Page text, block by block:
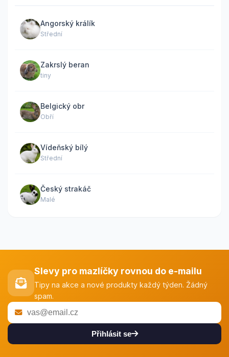
Angorský králík
Střední
Zakrslý beran
tiny
Belgický obr
Obří
Vídeňský bílý
Střední
Český strakáč
Malé
Slevy pro mazlíčky rovnou do e-mailu
Tipy na akce a nové produkty každý týden. Žádný
spam.
Přihlásit se